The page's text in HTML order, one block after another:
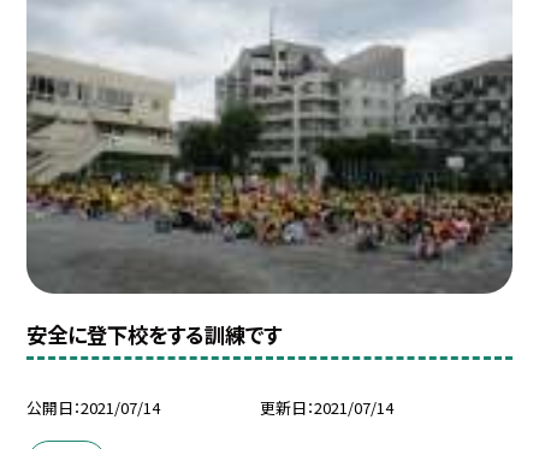
安全に登下校をする訓練です
公開日 2021/07/14 更新日 2021/07/14